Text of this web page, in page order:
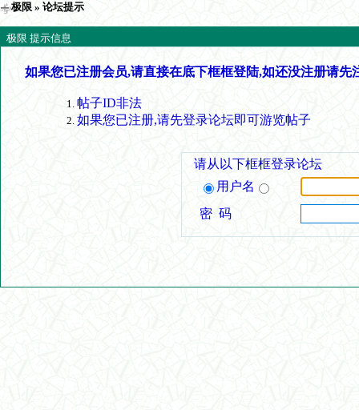
极限 » 论坛提示
极限 提示信息
如果您已注册会员,请直接在底下框框登陆,如还没注册请先
帖子ID非法
如果您已注册,请先登录论坛即可游览帖子
请从以下框框登录论坛
用户名
密 码